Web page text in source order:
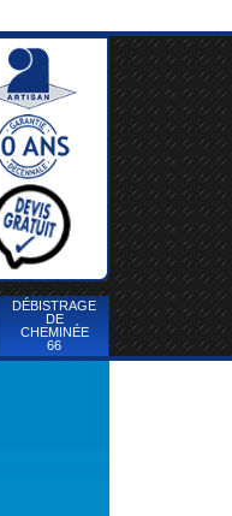
DÉBISTRAGE
DE
CHEMINÉE
66